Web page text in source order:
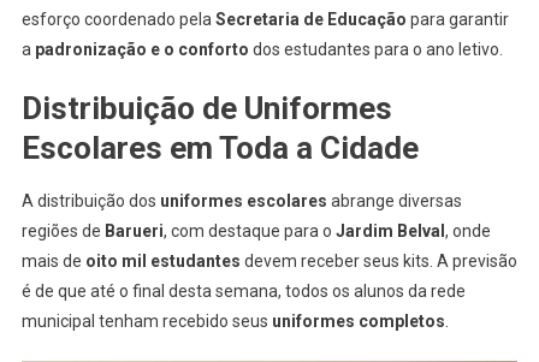
São
Entregues
De
Barueri
esforço coordenado pela Secretaria de Educação para garantir
a padronização e o conforto dos estudantes para o ano letivo.
Distribuição de Uniformes
Escolares em Toda a Cidade
A distribuição dos uniformes escolares abrange diversas
regiões de Barueri, com destaque para o Jardim Belval , onde
mais de oito mil estudantes devem receber seus kits. A previsão
é de que até o final desta semana, todos os alunos da rede
municipal tenham recebido seus uniformes completos